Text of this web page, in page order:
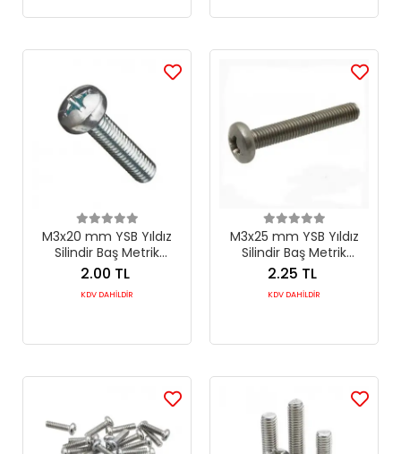
M3x20 mm YSB Yıldız
Silindir Baş Metrik
Makine Vidası DIN 7985
2.00 TL
KDV DAHİLDİR
M3x25 mm YSB Yıldız
Silindir Baş Metrik
Makine Vidası DIN 7985
2.25 TL
KDV DAHİLDİR